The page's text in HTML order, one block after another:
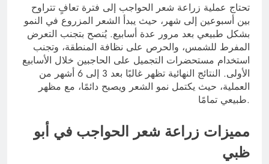
تحتاج عملية زراعة شعر الحواجب إلى فترة تعافٍ تتراوح
بين أسبوعين إلى شهر، حيث يبدأ الشعر المزروع في النمو
بشكل طبيعي بعد مرور عدة أسابيع. يُنصح بتجنب التعرض
المفرط للشمس، والحرص على نظافة المنطقة، وتجنب
استخدام مستحضرات التجميل على الحاجبين خلال الأسابيع
الأولى. النتائج النهائية تظهر غالبًا بعد 3 إلى 6 أشهر من
العملية، حيث يكتمل نمو الشعر ويصبح دائمًا، مع مظهر
طبيعي تمامًا.
مميزات زراعة شعر الحواجب في أبو
ظبي